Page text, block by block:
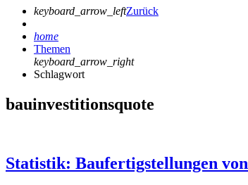
keyboard_arrow_leftZurück
home
Themen
keyboard_arrow_right
Schlagwort
bauinvestitionsquote
Statistik: Baufertigstellungen